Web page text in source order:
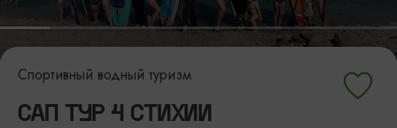
Спортивный водный туризм
САП ТУР 4 СТИХИИ